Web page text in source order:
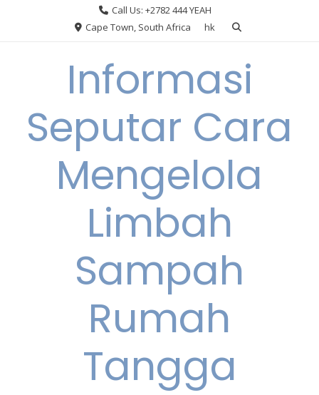
Call Us: +2782 444 YEAH
Cape Town, South Africa
hk
Informasi
Seputar Cara
Mengelola
Limbah
Sampah
Rumah
Tangga